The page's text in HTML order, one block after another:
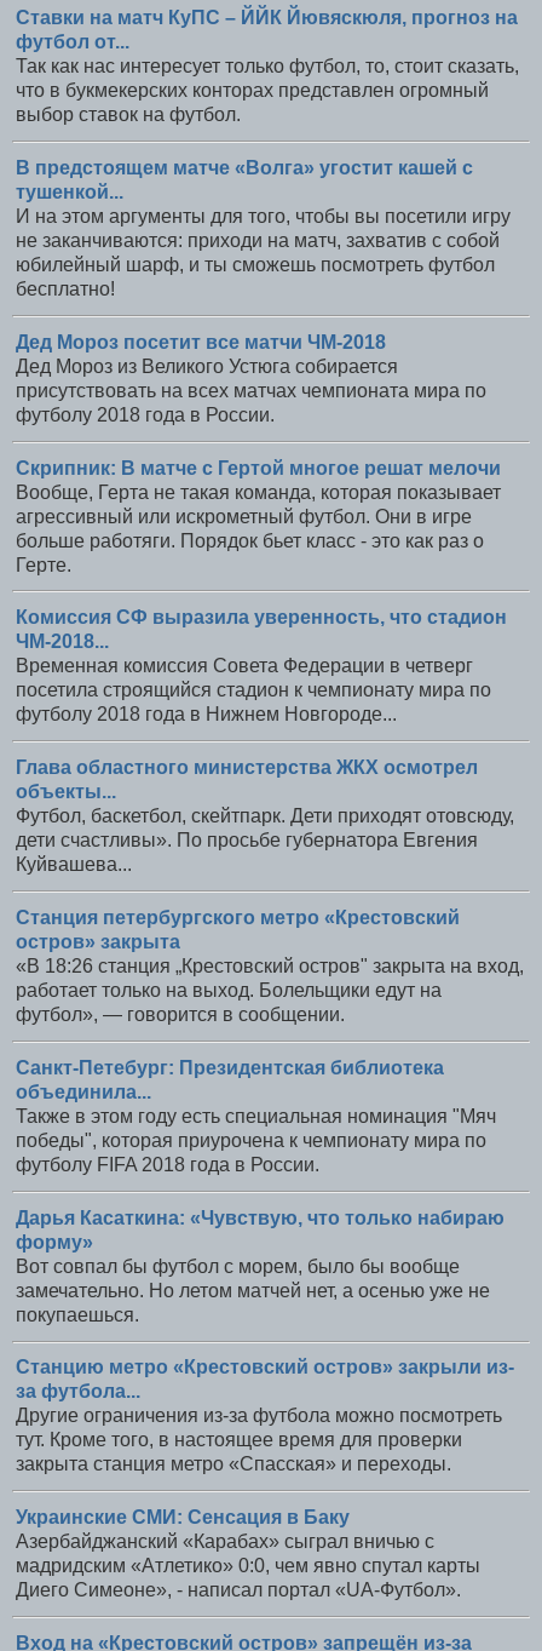
Ставки на матч КуПС – ЙЙК Йювяскюля, прогноз на
футбол от...
Так как нас интересует только футбол, то, стоит сказать,
что в букмекерских конторах представлен огромный
выбор ставок на футбол.
В предстоящем матче «Волга» угостит кашей с
тушенкой...
И на этом аргументы для того, чтобы вы посетили игру
не заканчиваются: приходи на матч, захватив с собой
юбилейный шарф, и ты сможешь посмотреть футбол
бесплатно!
Дед Мороз посетит все матчи ЧМ-2018
Дед Мороз из Великого Устюга собирается
присутствовать на всех матчах чемпионата мира по
футболу 2018 года в России.
Скрипник: В матче с Гертой многое решат мелочи
Вообще, Герта не такая команда, которая показывает
агрессивный или искрометный футбол. Они в игре
больше работяги. Порядок бьет класс - это как раз о
Герте.
Комиссия СФ выразила уверенность, что стадион
ЧМ-2018...
Временная комиссия Совета Федерации в четверг
посетила строящийся стадион к чемпионату мира по
футболу 2018 года в Нижнем Новгороде...
Глава областного министерства ЖКХ осмотрел
объекты...
Футбол, баскетбол, скейтпарк. Дети приходят отовсюду,
дети счастливы». По просьбе губернатора Евгения
Куйвашева...
Станция петербургского метро «Крестовский
остров» закрыта
«В 18:26 станция „Крестовский остров" закрыта на вход,
работает только на выход. Болельщики едут на
футбол», — говорится в сообщении.
Санкт-Петебург: Президентская библиотека
объединила...
Также в этом году есть специальная номинация "Мяч
победы", которая приурочена к чемпионату мира по
футболу FIFA 2018 года в России.
Дарья Касаткина: «Чувствую, что только набираю
форму»
Вот совпал бы футбол с морем, было бы вообще
замечательно. Но летом матчей нет, а осенью уже не
покупаешься.
Станцию метро «Крестовский остров» закрыли из-
за футбола...
Другие ограничения из-за футбола можно посмотреть
тут. Кроме того, в настоящее время для проверки
закрыта станция метро «Спасская» и переходы.
Украинские СМИ: Сенсация в Баку
Азербайджанский «Карабах» сыграл вничью с
мадридским «Атлетико» 0:0, чем явно спутал карты
Диего Симеоне», - написал портал «UA-Футбол».
Вход на «Крестовский остров» запрещён из-за